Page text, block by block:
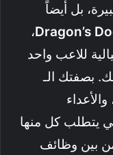
بل أيضاً
Dragon’s،
للاعب واحد
بصفتك الـ
يتطلب كل منها
بين وظائف